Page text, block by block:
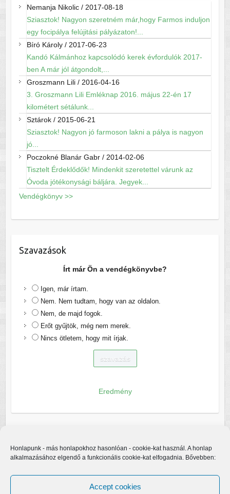
Honlapunk - más honlapokhoz hasonlóan - cookie-kat használ. A honlap
alkalmazásához elgendő a funkcionális cookie-kat elfogadnia. Bővebben:
Accept cookies
Nemanja Nikolic/ 2017-08-18
Sziasztok! Nagyon szeretném már,hogy Farmos induljon
egy focipálya felújitási pályázaton!...
Bíró Károly/ 2017-06-23
Kandó Kálmánhoz kapcsolódó kerek évfordulók 2017-
ben A már jól átgondolt,...
Groszmann Lili/ 2016-04-16
3. Groszmann Lili Emléknap 2016. május 22-én 17
kilométert sétálunk...
Sztárok/ 2015-06-21
Sziasztok! Nagyon jó farmoson lakni a pálya is nagyon
jó...
Poczokné Blanár Gabr/ 2014-02-06
Tisztelt Érdeklődők! Mindenkit szeretettel várunk az
Óvoda jótékonysági báljára. Jegyek...
Vendégkönyv >>
Szavazások
Írt már Ön a vendégkönyvbe?
Igen, már írtam.
Nem. Nem tudtam, hogy van az oldalon.
Nem, de majd fogok.
Erőt gyűjtök, még nem merek.
Nincs ötletem, hogy mit írjak.
Eredmény